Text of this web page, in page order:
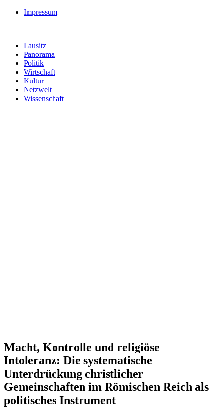
Impressum
Lausitz
Panorama
Politik
Wirtschaft
Kultur
Netzwelt
Wissenschaft
Macht, Kontrolle und religiöse
Intoleranz: Die systematische
Unterdrückung christlicher
Gemeinschaften im Römischen Reich als
politisches Instrument